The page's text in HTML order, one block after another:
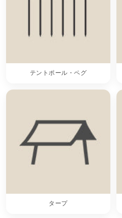
テントポール・ペグ
タープ